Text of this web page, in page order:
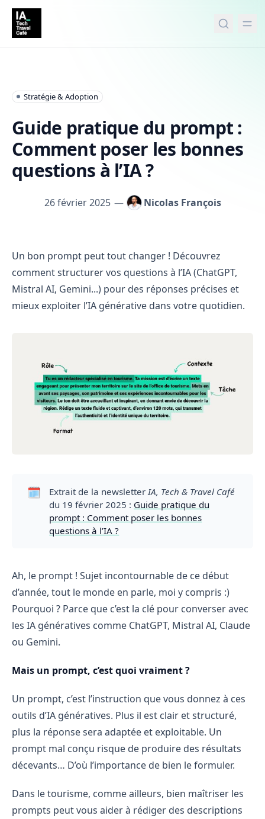
principal
Stratégie & Adoption
Guide pratique du prompt :
Comment poser les bonnes
questions à l’IA ?
26 février 2025 — Nicolas François
Guide pratique du prompt : Comment poser les bonnes
Un bon prompt peut tout changer ! Découvrez
comment structurer vos questions à l’IA (ChatGPT,
Mistral AI, Gemini...) pour des réponses précises et
mieux exploiter l’IA générative dans votre quotidien.
🗓️ Extrait de la newsletter
du 19 février 2025 : Guide pratique du
prompt : Comment poser les bonnes
questions à l’IA ?
Ah, le prompt ! Sujet incontournable de ce début
d’année, tout le monde en parle, moi y compris :)
Pourquoi ? Parce que c’est la clé pour converser avec
les IA génératives comme ChatGPT, Mistral AI, Claude
ou Gemini.
Mais un prompt, c’est quoi vraiment ?
Un prompt, c’est l’instruction que vous donnez à ces
outils d’IA génératives. Plus il est clair et structuré,
plus la réponse sera adaptée et exploitable. Un
prompt mal conçu risque de produire des résultats
décevants… D’où l’importance de bien le formuler.
Dans le tourisme, comme ailleurs, bien maîtriser les
prompts peut vous aider à rédiger des descriptions